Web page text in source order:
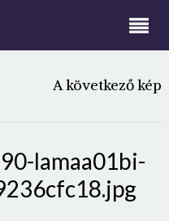
A következő kép
lamaa01bi-